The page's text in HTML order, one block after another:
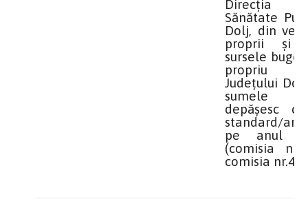
Direcţia
Sănătate
Dolj, din
proprii şi
sursele
propriu
Județului
sumele
depăşesc
standard/an/
pe anul
(comisia
comisia nr.4)